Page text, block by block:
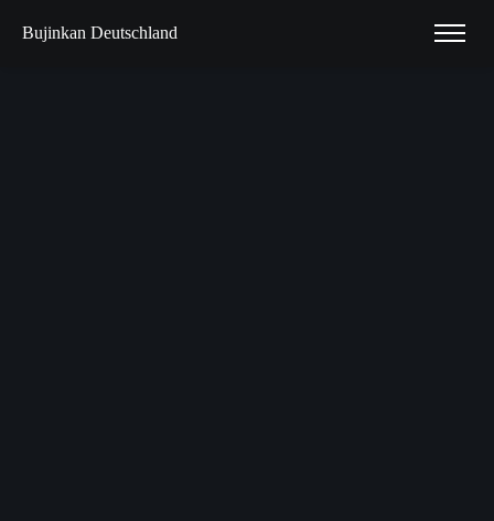
Bujinkan Deutschland